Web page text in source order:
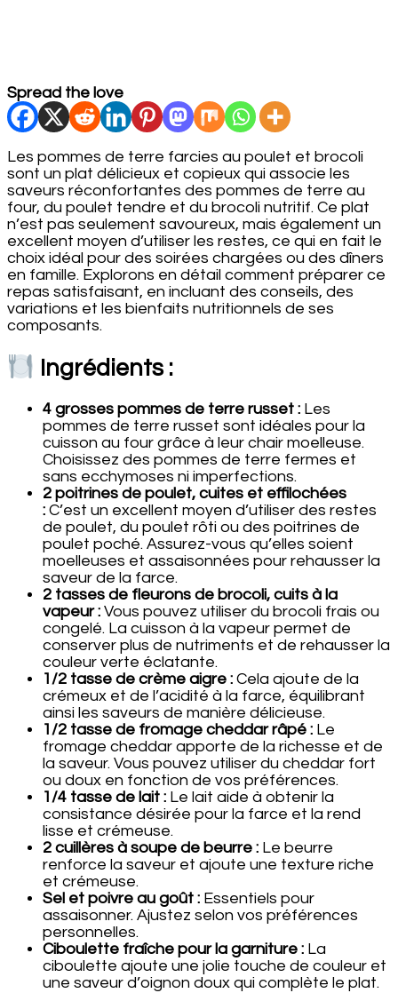
Spread the love
Les pommes de terre farcies au poulet et brocoli
sont un plat délicieux et copieux qui associe les
saveurs réconfortantes des pommes de terre au
four, du poulet tendre et du brocoli nutritif. Ce plat
n’est pas seulement savoureux, mais également un
excellent moyen d’utiliser les restes, ce qui en fait le
choix idéal pour des soirées chargées ou des dîners
en famille. Explorons en détail comment préparer ce
repas satisfaisant, en incluant des conseils, des
variations et les bienfaits nutritionnels de ses
composants.
Ingrédients :
4 grosses pommes de terre russet : Les
pommes de terre russet sont idéales pour la
cuisson au four grâce à leur chair moelleuse.
Choisissez des pommes de terre fermes et
sans ecchymoses ni imperfections.
2 poitrines de poulet, cuites et effilochées
: C’est un excellent moyen d’utiliser des restes
de poulet, du poulet rôti ou des poitrines de
poulet poché. Assurez-vous qu’elles soient
moelleuses et assaisonnées pour rehausser la
saveur de la farce.
2 tasses de fleurons de brocoli, cuits à la
vapeur : Vous pouvez utiliser du brocoli frais ou
congelé. La cuisson à la vapeur permet de
conserver plus de nutriments et de rehausser la
couleur verte éclatante.
1/2 tasse de crème aigre : Cela ajoute de la
crémeux et de l’acidité à la farce, équilibrant
ainsi les saveurs de manière délicieuse.
1/2 tasse de fromage cheddar râpé : Le
fromage cheddar apporte de la richesse et de
la saveur. Vous pouvez utiliser du cheddar fort
ou doux en fonction de vos préférences.
1/4 tasse de lait : Le lait aide à obtenir la
consistance désirée pour la farce et la rend
lisse et crémeuse.
2 cuillères à soupe de beurre : Le beurre
renforce la saveur et ajoute une texture riche
et crémeuse.
Sel et poivre au goût : Essentiels pour
assaisonner. Ajustez selon vos préférences
personnelles.
Ciboulette fraîche pour la garniture : La
ciboulette ajoute une jolie touche de couleur et
une saveur d’oignon doux qui complète le plat.